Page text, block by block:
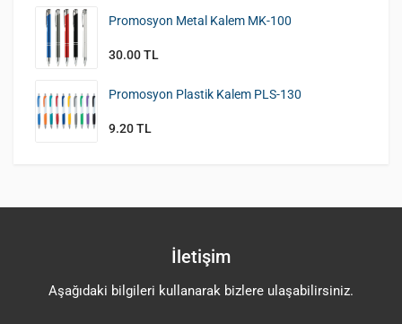
Promosyon Metal Kalem MK-100
30.00 TL
Promosyon Plastik Kalem PLS-130
9.20 TL
İletişim
Aşağıdaki bilgileri kullanarak bizlere ulaşabilirsiniz.